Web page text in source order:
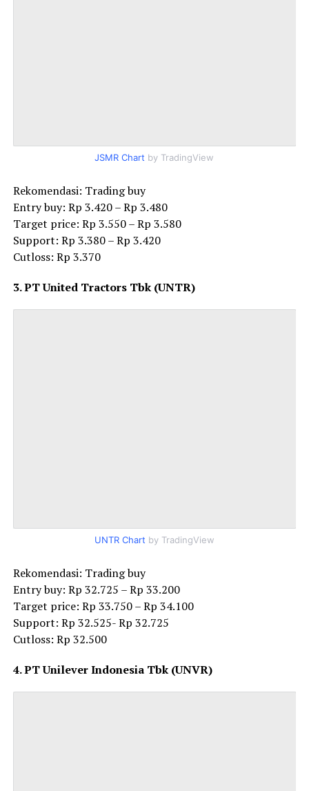
JSMR Chart by TradingView
Rekomendasi: Trading buy
Entry buy: Rp 3.420 – Rp 3.480
Target price: Rp 3.550 – Rp 3.580
Support: Rp 3.380 – Rp 3.420
Cutloss: Rp 3.370
3. PT United Tractors Tbk (UNTR)
UNTR Chart by TradingView
Rekomendasi: Trading buy
Entry buy: Rp 32.725 – Rp 33.200
Target price: Rp 33.750 – Rp 34.100
Support: Rp 32.525- Rp 32.725
Cutloss: Rp 32.500
4. PT Unilever Indonesia Tbk (UNVR)